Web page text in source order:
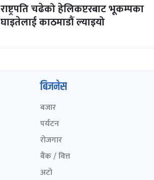
राष्ट्रपति चढेको हेलिकप्टरबाट भूकम्पका
घाइतेलाई काठमाडौं ल्याइयो
बिजनेस
बजार
पर्यटन
रोजगार
बैंक / वित्त
अटो